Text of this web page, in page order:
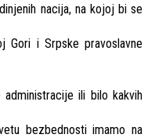
nacija, na kojoj bi se
Gori i Srpske pravoslavne
ili bilo kakvih
bezbednosti imamo na